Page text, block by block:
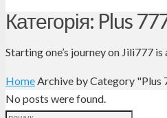
Категорія: Plus
Starting one’s journey on Jili777
HomeArchive by Category "Plus
No posts were found.